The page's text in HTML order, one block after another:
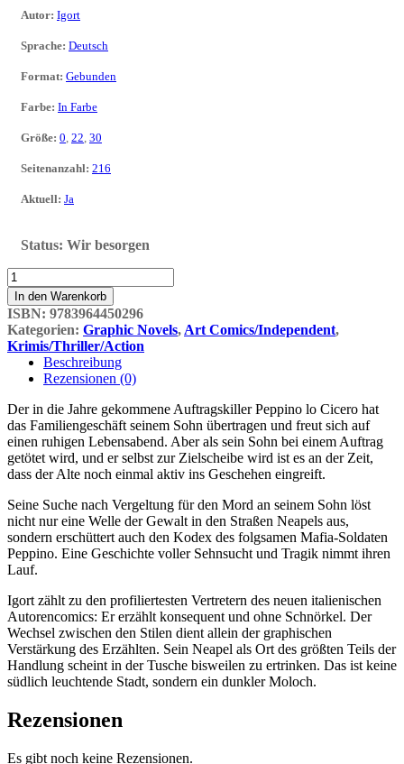
Autor: Igort
Sprache: Deutsch
Format: Gebunden
Farbe: In Farbe
Größe: 0, 22, 30
Seitenanzahl: 216
Aktuell: Ja
Status: Wir besorgen
5
ist
die
perfekte
Zahl
Deluxe
Menge
In den Warenkorb
ISBN: 9783964450296
Kategorien: Graphic Novels, Art Comics/Independent,
Krimis/Thriller/Action
Beschreibung
Rezensionen (0)
Der in die Jahre gekommene Auftragskiller Peppino lo Cicero hat
das Familiengeschäft seinem Sohn übertragen und freut sich auf
einen ruhigen Lebensabend. Aber als sein Sohn bei einem Auftrag
getötet wird, und er selbst zur Zielscheibe wird ist es an der Zeit,
dass der Alte noch einmal aktiv ins Geschehen eingreift.
Seine Suche nach Vergeltung für den Mord an seinem Sohn löst
nicht nur eine Welle der Gewalt in den Straßen Neapels aus,
sondern erschüttert auch den Kodex des folgsamen Mafia-Soldaten
Peppino. Eine Geschichte voller Sehnsucht und Tragik nimmt ihren
Lauf.
Igort zählt zu den profiliertesten Vertretern des neuen italienischen
Autorencomics: Er erzählt konsequent und ohne Schnörkel. Der
Wechsel zwischen den Stilen dient allein der graphischen
Verstärkung des Erzählten. Sein Neapel als Ort des größten Teils der
Handlung scheint in der Tusche bisweilen zu ertrinken. Das ist keine
südlich leuchtende Stadt, sondern ein dunkler Moloch.
Rezensionen
Es gibt noch keine Rezensionen.